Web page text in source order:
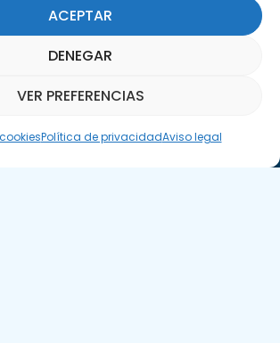
ACEPTAR
DENEGAR
VER PREFERENCIAS
Política de privacidadAviso legal